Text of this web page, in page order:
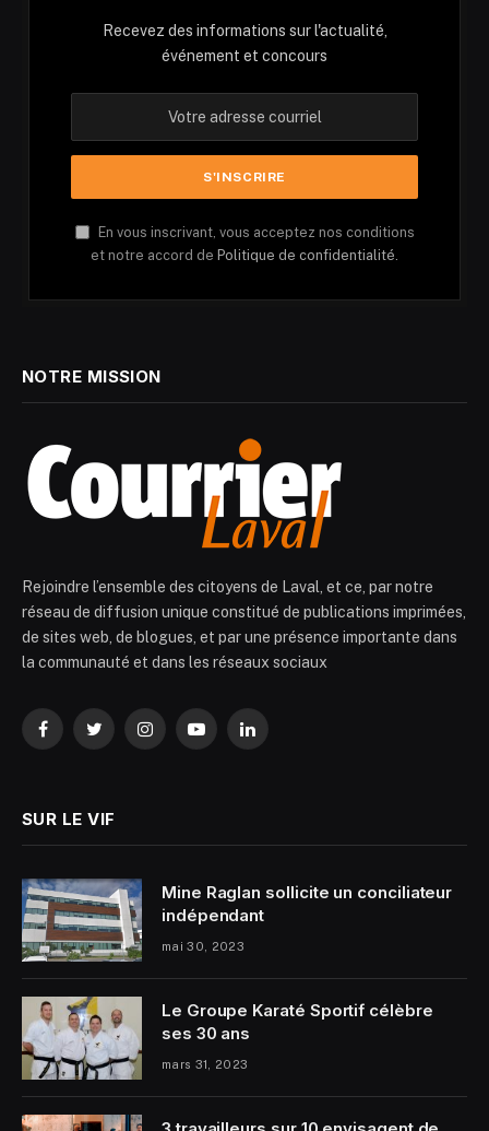
Recevez des informations sur l'actualité,
événement et concours
En vous inscrivant, vous acceptez nos conditions
et notre accord de Politique de confidentialité.
NOTRE MISSION
Rejoindre l’ensemble des citoyens de Laval, et ce, par notre
réseau de diffusion unique constitué de publications imprimées,
de sites web, de blogues, et par une présence importante dans
la communauté et dans les réseaux sociaux
FacebookTwitterInstagramYouTubeLinkedIn
SUR LE VIF
Mine Raglan sollicite un conciliateur
indépendant
mai 30, 2023
Le Groupe Karaté Sportif célèbre
ses 30 ans
mars 31, 2023